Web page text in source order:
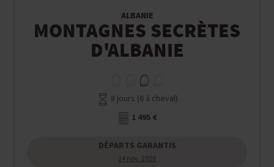
ALBANIE
MONTAGNES SECRÈTES
D'ALBANIE
8 jours (6 à cheval)
1 495 €
DÉPARTS GARANTIS
14 nov. 2026